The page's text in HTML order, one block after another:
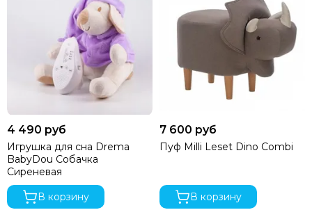
4 490 руб
Игрушка для сна Drema
BabyDou Собачка
Сиреневая
В корзину
7 600 руб
Пуф Milli Leset Dino Combi
В корзину